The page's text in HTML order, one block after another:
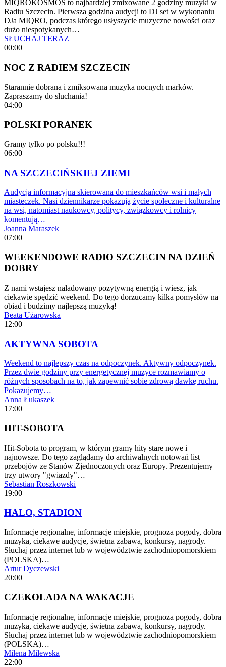
MIQROKOSMOS to najbardziej zmixowane 2 godziny muzyki w
Radiu Szczecin. Pierwsza godzina audycji to DJ set w wykonaniu
DJa MIQRO, podczas którego usłyszycie muzyczne nowości oraz
dużo niespotykanych…
SŁUCHAJ TERAZ
00:00
NOC Z RADIEM SZCZECIN
Starannie dobrana i zmiksowana muzyka nocnych marków.
Zapraszamy do słuchania!
04:00
POLSKI PORANEK
Gramy tylko po polsku!!!
06:00
NA SZCZECIŃSKIEJ ZIEMI
Audycja informacyjna skierowana do mieszkańców wsi i małych
miasteczek. Nasi dziennikarze pokazują życie społeczne i kulturalne
na wsi, natomiast naukowcy, politycy, związkowcy i rolnicy
komentują…
Joanna Maraszek
07:00
WEEKENDOWE RADIO SZCZECIN NA DZIEŃ
DOBRY
Z nami wstajesz naładowany pozytywną energią i wiesz, jak
ciekawie spędzić weekend. Do tego dorzucamy kilka pomysłów na
obiad i budzimy najlepszą muzyką!
Beata Użarowska
12:00
AKTYWNA SOBOTA
Weekend to najlepszy czas na odpoczynek. Aktywny odpoczynek.
Przez dwie godziny przy energetycznej muzyce rozmawiamy o
różnych sposobach na to, jak zapewnić sobie zdrową dawkę ruchu.
Pokazujemy…
Anna Łukaszek
17:00
HIT-SOBOTA
Hit-Sobota to program, w którym gramy hity stare nowe i
najnowsze. Do tego zaglądamy do archiwalnych notowań list
przebojów ze Stanów Zjednoczonych oraz Europy. Prezentujemy
trzy utwory "gwiazdy"…
Sebastian Roszkowski
19:00
HALO, STADION
Informacje regionalne, informacje miejskie, prognoza pogody, dobra
muzyka, ciekawe audycje, świetna zabawa, konkursy, nagrody.
Słuchaj przez internet lub w województwie zachodniopomorskiem
(POLSKA)…
Artur Dyczewski
20:00
CZEKOLADA NA WAKACJE
Informacje regionalne, informacje miejskie, prognoza pogody, dobra
muzyka, ciekawe audycje, świetna zabawa, konkursy, nagrody.
Słuchaj przez internet lub w województwie zachodniopomorskiem
(POLSKA)…
Milena Milewska
22:00